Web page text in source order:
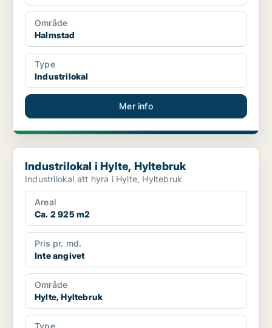
Område
Halmstad
Type
Industrilokal
Mer info
Industrilokal i Hylte, Hyltebruk
Industrilokal i Hylte, Hyltebruk
Industrilokal att hyra i Hylte, Hyltebruk
Areal
Ca. 2 925 m2
Pris pr. md.
Inte angivet
Område
Hylte, Hyltebruk